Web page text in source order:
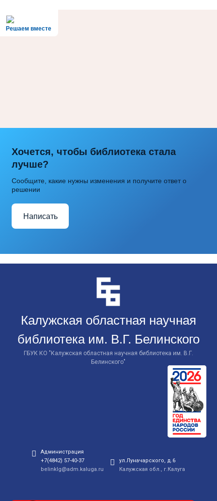
Решаем вместе
Хочется, чтобы библиотека стала
лучше?
Сообщите, какие нужны изменения и получите ответ о
решении
Написать
Калужская областная научная
библиотека им. В.Г. Белинского
ГБУК КО "Калужская областная научная библиотека им. В.Г.
Белинского"
Администрация
+7(4842) 57-40-37
belinklg@adm.kaluga.ru
ул.Луначарского, д.6
Калужская обл., г.Калуга